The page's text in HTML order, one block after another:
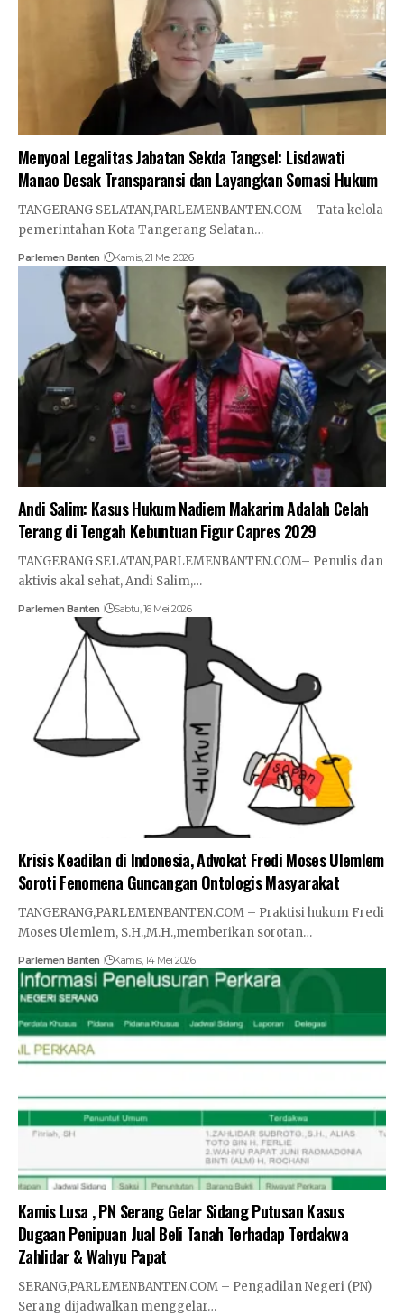
Menyoal Legalitas Jabatan Sekda Tangsel: Lisdawati
Manao Desak Transparansi dan Layangkan Somasi Hukum
TANGERANG SELATAN,PARLEMENBANTEN.COM – Tata kelola
pemerintahan Kota Tangerang Selatan…
Parlemen Banten Kamis, 21 Mei 2026
Andi Salim: Kasus Hukum Nadiem Makarim Adalah Celah
Terang di Tengah Kebuntuan Figur Capres 2029
TANGERANG SELATAN,PARLEMENBANTEN.COM– Penulis dan
aktivis akal sehat, Andi Salim,…
Parlemen Banten Sabtu, 16 Mei 2026
Krisis Keadilan di Indonesia, Advokat Fredi Moses Ulemlem
Soroti Fenomena Guncangan Ontologis Masyarakat
TANGERANG,PARLEMENBANTEN.COM – Praktisi hukum Fredi
Moses Ulemlem, S.H.,M.H.,memberikan sorotan…
Parlemen Banten Kamis, 14 Mei 2026
Kamis Lusa , PN Serang Gelar Sidang Putusan Kasus
Dugaan Penipuan Jual Beli Tanah Terhadap Terdakwa
Zahlidar & Wahyu Papat
SERANG,PARLEMENBANTEN.COM – Pengadilan Negeri (PN)
Serang dijadwalkan menggelar…